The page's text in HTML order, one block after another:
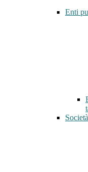
Enti